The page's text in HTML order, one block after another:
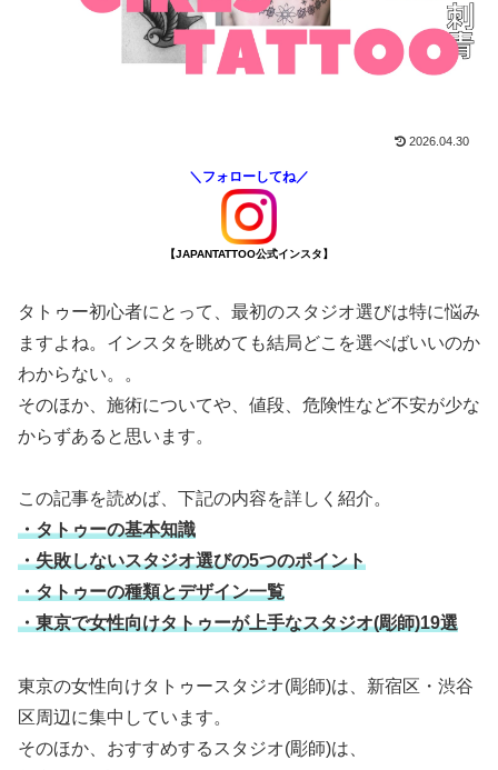
2026.04.30
＼フォローしてね／
【JAPANTATTOO公式インスタ】
タトゥー初心者にとって、最初のスタジオ選びは特に悩み
ますよね。インスタを眺めても結局どこを選べばいいのか
わからない。。
そのほか、施術についてや、値段、危険性など不安が少な
からずあると思います。
この記事を読めば、下記の内容を詳しく紹介。
・タトゥーの基本知識
・失敗しないスタジオ選びの5つのポイント
・タトゥーの種類とデザイン一覧
・東京で女性向けタトゥーが上手なスタジオ(彫師)19選
東京の女性向けタトゥースタジオ(彫師)は、新宿区・渋谷
区周辺に集中しています。
そのほか、おすすめするスタジオ(彫師)は、